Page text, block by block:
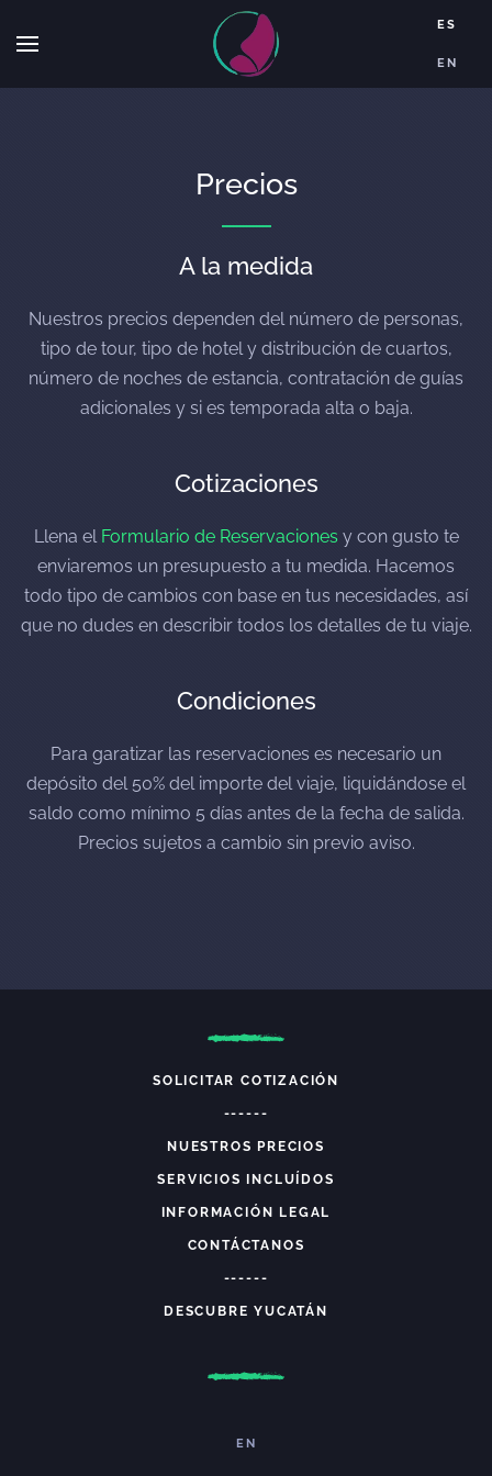
ES
EN
Precios
A la medida
Nuestros precios dependen del número de personas,
tipo de tour, tipo de hotel y distribución de cuartos,
número de noches de estancia, contratación de guías
adicionales y si es temporada alta o baja.
Cotizaciones
Llena el Formulario de Reservaciones y con gusto te
enviaremos un presupuesto a tu medida. Hacemos
todo tipo de cambios con base en tus necesidades, así
que no dudes en describir todos los detalles de tu viaje.
Condiciones
Para garatizar las reservaciones es necesario un
depósito del 50% del importe del viaje, liquidándose el
saldo como mínimo 5 días antes de la fecha de salida.
Precios sujetos a cambio sin previo aviso.
SOLICITAR COTIZACIÓN
------
NUESTROS PRECIOS
SERVICIOS INCLUÍDOS
INFORMACIÓN LEGAL
CONTÁCTANOS
------
DESCUBRE YUCATÁN
EN